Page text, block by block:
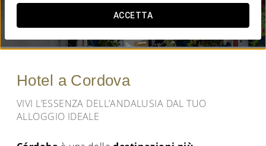
ACCETTA
Hotel a Cordova
VIVI L’ESSENZA DELL’ANDALUSIA DAL TUO
ALLOGGIO IDEALE